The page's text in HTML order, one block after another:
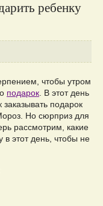
ребенку
чтобы утром
подарок . В этот день
подарок
Но сюрприз для
рассмотрим, какие
в этот день, чтобы не